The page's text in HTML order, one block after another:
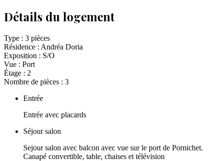
Détails du logement
Type : 3 pièces
Résidence : Andréa Doria
Exposition : S/O
Vue : Port
Étage : 2
Nombre de pièces : 3
Entrée
Entrée avec placards
Séjour salon
Sejour salon avec balcon avec vue sur le port de Pornichet.
Canapé convertible, table, chaises et télévision